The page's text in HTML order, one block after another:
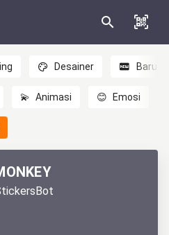
Desainer Baru
💫 Animasi 😊 Emosi